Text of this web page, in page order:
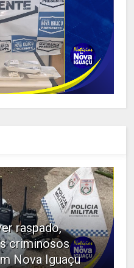
raspado,
criminosos
Nova Iguaçu